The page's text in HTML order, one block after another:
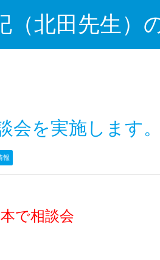
（北田先生）
会を実施します。
報
で相談会